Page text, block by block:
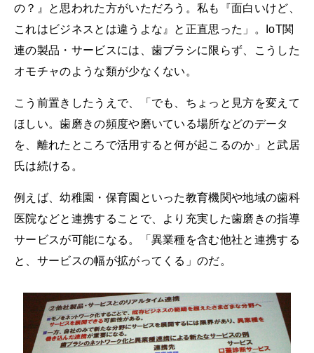
の？』と思われた方がいただろう。私も『面白いけど、
これはビジネスとは違うよな』と正直思った」。IoT関
連の製品・サービスには、歯ブラシに限らず、こうした
オモチャのような類が少なくない。
こう前置きしたうえで、「でも、ちょっと見方を変えて
ほしい。歯磨きの頻度や磨いている場所などのデータ
を、離れたところで活用すると何が起こるのか」と武居
氏は続ける。
例えば、幼稚園・保育園といった教育機関や地域の歯科
医院などと連携することで、より充実した歯磨きの指導
サービスが可能になる。「異業種を含む他社と連携する
と、サービスの幅が拡がってくる」のだ。